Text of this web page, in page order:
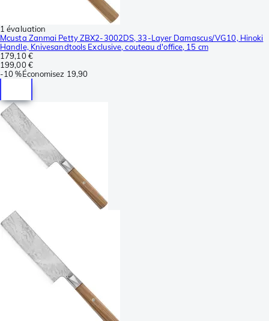
1 évaluation
Mcusta Zanmai Petty ZBX2-3002DS, 33-Layer Damascus/VG10, Hinoki
Handle, Knivesandtools Exclusive, couteau d'office, 15 cm
179,10 €
199,00 €
-10 %Économisez 19,90